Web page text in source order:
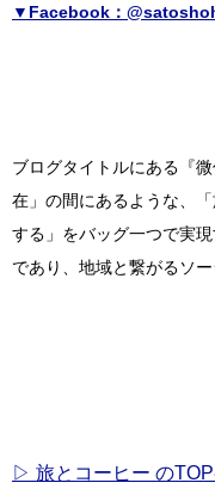
▼Facebook：
ブログタイトルにある『
在」の間にあるような、
する」をバッグ一つで実
であり、地域と繋がるソ
▷ 旅とコーヒー の